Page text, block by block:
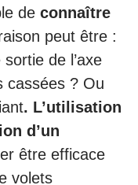
de connaître
peut être :
de l’axe
cassées ? Ou
. L’utilisation
d’un
être efficace
volets